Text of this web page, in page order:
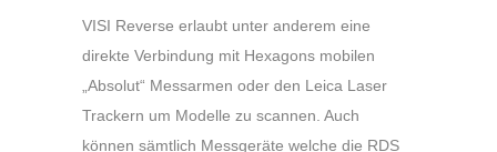
VISI Reverse erlaubt unter anderem eine
direkte Verbindung mit Hexagons mobilen
„Absolut“ Messarmen oder den Leica Laser
Trackern um Modelle zu scannen. Auch
können sämtlich Messgeräte welche die RDS